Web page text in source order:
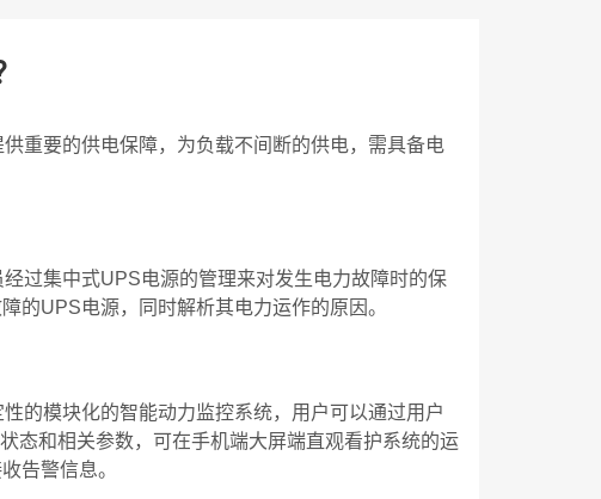
重要的供电保障，为负载不间断的供电，需具备电
过集中式UPS电源的管理来对发生电力故障时的保
的UPS电源，同时解析其电力运作的原因。
的模块化的智能动力监控系统，用户可以通过用户
态和相关参数，可在手机端大屏端直观看护系统的运
告警信息。